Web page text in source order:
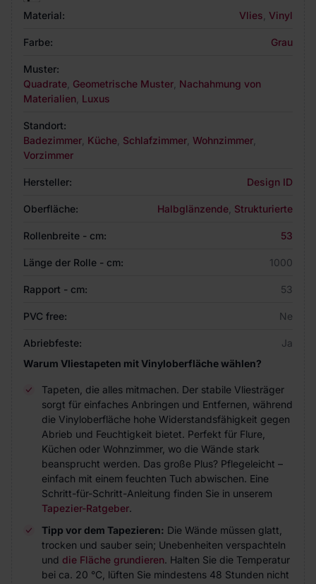
Material: Vlies Vinyl
Farbe: Grau
Muster:
Quadrate Geometrische Muster Nachahmung von
Materialien Luxus
Standort:
Badezimmer Küche Schlafzimmer Wohnzimmer
Vorzimmer
Hersteller: Design ID
Oberfläche: Halbglänzende Strukturierte
Rollenbreite - cm: 53
Länge der Rolle - cm: 1000
Rapport - cm: 53
PVC free: Ne
Abriebfeste:
Ja
Warum Vliestapeten mit Vinyloberfläche wählen?
Tapeten, die alles mitmachen. Der stabile Vliesträger
sorgt für einfaches Anbringen und Entfernen, während
die Vinyloberfläche hohe Widerstandsfähigkeit gegen
Abrieb und Feuchtigkeit bietet. Perfekt für Flure,
Küchen oder Wohnzimmer, wo die Wände stark
beansprucht werden. Das große Plus? Pflegeleicht –
einfach mit einem feuchten Tuch abwischen. Eine
Schritt-für-Schritt-Anleitung finden Sie in unserem
Tapezier-Ratgeber.
Tipp vor dem Tapezieren: Die Wände müssen glatt,
trocken und sauber sein; Unebenheiten verspachteln
und die Fläche grundieren. Halten Sie die Temperatur
bei ca. 20 °C, lüften Sie mindestens 48 Stunden nicht